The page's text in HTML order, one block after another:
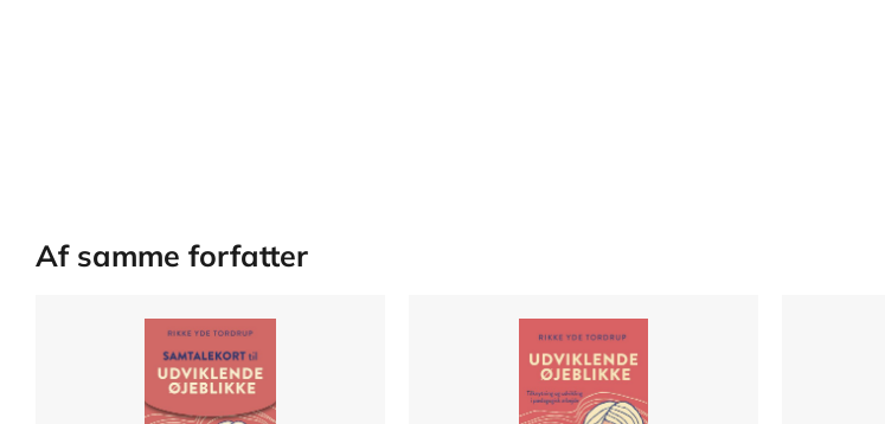
Af samme forfatter